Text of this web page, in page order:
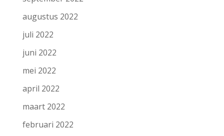
augustus 2022
juli 2022
juni 2022
mei 2022
april 2022
maart 2022
februari 2022